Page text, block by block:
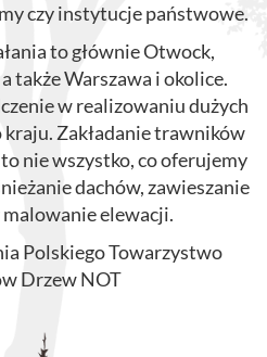
czy instytucje państwowe.
to głównie Otwock,
także Warszawa i okolice.
w realizowaniu dużych
kraju. Zakładanie trawników
nie wszystko, co oferujemy
dachów, zawieszanie
elewacji.
Polskiego Towarzystwo
Drzew NOT